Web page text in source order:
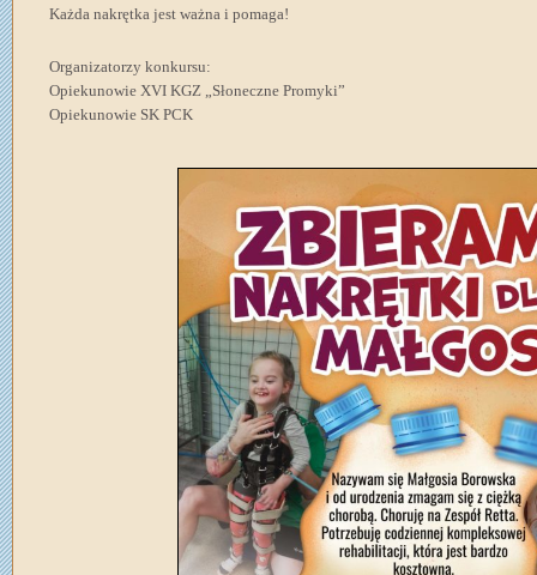
Każda nakrętka jest ważna i pomaga!
Organizatorzy konkursu:
Opiekunowie XVI KGZ „Słoneczne Promyki”
Opiekunowie SK PCK